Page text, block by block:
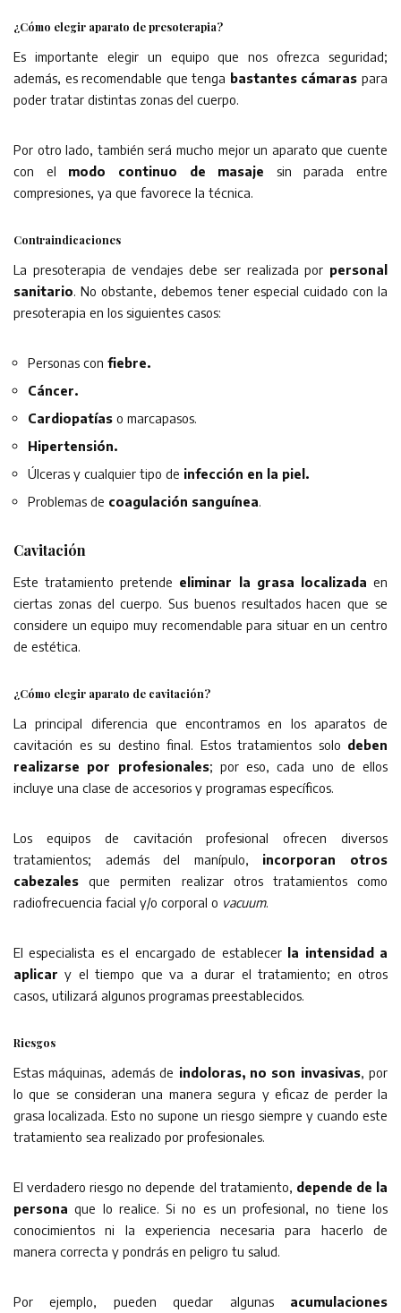
¿Cómo elegir aparato de presoterapia?
Es importante elegir un equipo que nos ofrezca seguridad;
además, es recomendable que tenga bastantes cámaras para
poder tratar distintas zonas del cuerpo.
Por otro lado, también será mucho mejor un aparato que cuente
con el modo continuo de masaje sin parada entre
compresiones, ya que favorece la técnica.
Contraindicaciones
La presoterapia de vendajes debe ser realizada por personal
sanitario. No obstante, debemos tener especial cuidado con la
presoterapia en los siguientes casos:
Personas con fiebre.
Cáncer.
Cardiopatías o marcapasos.
Hipertensión.
Úlceras y cualquier tipo de infección en la piel.
Problemas de coagulación sanguínea.
Cavitación
Este tratamiento pretende eliminar la grasa localizada en
ciertas zonas del cuerpo. Sus buenos resultados hacen que se
considere un equipo muy recomendable para situar en un centro
de estética.
¿Cómo elegir aparato de cavitación?
La principal diferencia que encontramos en los aparatos de
cavitación es su destino final. Estos tratamientos solo deben
realizarse por profesionales; por eso, cada uno de ellos
incluye una clase de accesorios y programas específicos.
Los equipos de cavitación profesional ofrecen diversos
tratamientos; además del manípulo, incorporan otros
cabezales que permiten realizar otros tratamientos como
radiofrecuencia facial y/o corporal o vacuum.
El especialista es el encargado de establecerla intensidad a
aplicary el tiempo que va a durar el tratamiento; en otros
casos, utilizará algunos programas preestablecidos.
Riesgos
Estas máquinas, además de indoloras, no son invasivas, por
lo que se consideran una manera segura y eficaz de perder la
grasa localizada. Esto no supone un riesgo siempre y cuando este
tratamiento sea realizado por profesionales.
El verdadero riesgo no depende del tratamiento, depende de la
persona que lo realice. Si no es un profesional, no tiene los
conocimientos ni la experiencia necesaria para hacerlo de
manera correcta y pondrás en peligro tu salud.
Por ejemplo, pueden quedar algunas acumulaciones